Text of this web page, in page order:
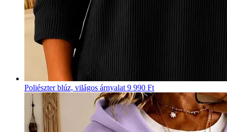
Poliészter blúz, világos árnyalat 9 990 Ft